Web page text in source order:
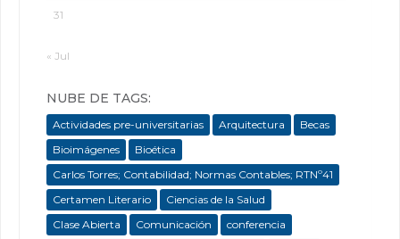
31
« Jul
NUBE DE TAGS:
Actividades pre-universitarias Arquitectura
Becas
Bioimágenes
Bioética
Carlos Torres; Contabilidad; Normas Contables; RTNº41
Certamen Literario
Ciencias de la Salud
Clase Abierta
Comunicación
conferencia